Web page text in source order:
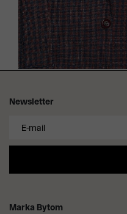
Marka Bytom
Newsletter